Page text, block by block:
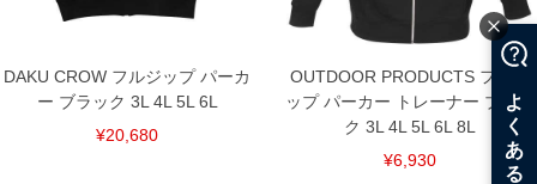
※【ボトムの裾上げをご希望の場合】
備考欄に股下●cmとご記入下さい。（裾上げ無料対象商品は1本につき税込6,000円以
上の品が対象。1本5,999円以下の商品は有料（500円+税）となります。）
出荷まで約1週間～20日間程お時間を頂く場合がございます。
尚、裾上げした商品は返品・交換不可となりますので、予めご了承下さい。
一部、お直しに対応出来ない商品がございます。(例：裾にファスナーや調節ひもが付
いている、極端なデザインが施されている等)
※商品によって若干のサイズの誤差がございます。また、お客様がご使用の環境（コ
DAKU CROW フルジップ パーカ
ー ブラック 3L 4L 5L 6L
¥20,680
OUTDOOR PRODUCTS フルジ
ップ パーカー トレーナー ブラッ
ク 3L 4L 5L 6L 8L
¥6,930